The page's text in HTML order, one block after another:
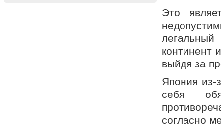
Это
континент
выйдя за
Япония из-
себя
согласно